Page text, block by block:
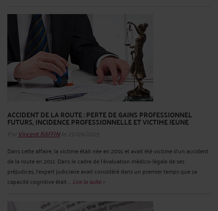
ACCIDENT DE LA ROUTE : PERTE DE GAINS PROFESSIONNEL
FUTURS, INCIDENCE PROFESSIONNELLE ET VICTIME JEUNE
Par Vincent RAFFINle 23/09/2025
Dans cette affaire, la victime était née en 2001 et avait été victime d'un accident
de la route en 2011. Dans le cadre de l'évaluation médico-légale de ses
préjudices, l'expert judiciaire avait considéré dans un premier temps que sa
capacité cognitive était ... Lire la suite >